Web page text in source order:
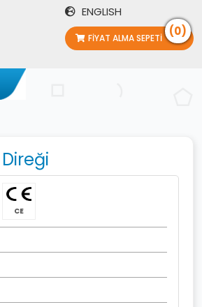
ENGLISH
FIYAT ALMA SEPETI (0)
CE